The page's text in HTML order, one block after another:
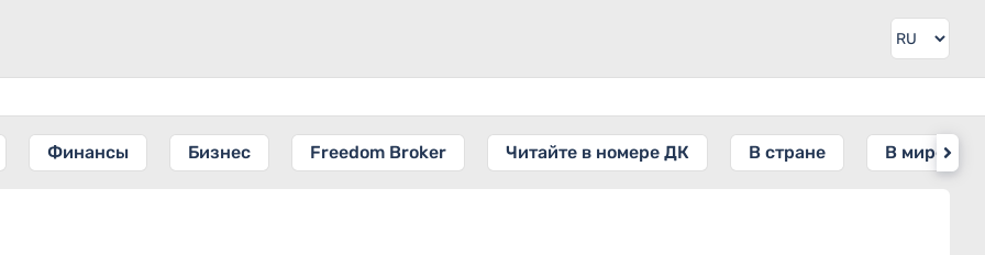
Финансы Бизнес Freedom Broker Читайте в номере ДК В стране В мире